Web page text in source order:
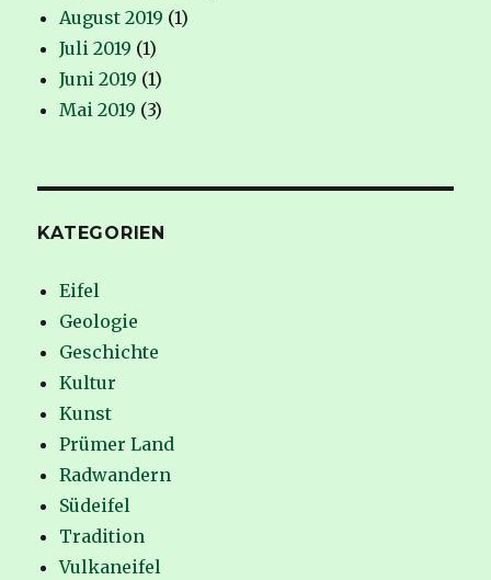
August 2019 (1)
Juli 2019 (1)
Juni 2019 (1)
Mai 2019 (3)
KATEGORIEN
Eifel
Geologie
Geschichte
Kultur
Kunst
Prümer Land
Radwandern
Südeifel
Tradition
Vulkaneifel